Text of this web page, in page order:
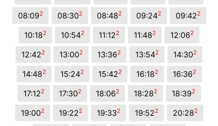
08:092 08:302 08:482 09:242 09:422
10:182 10:542 11:122 11:482 12:062
12:422 13:002 13:362 13:542 14:302
14:482 15:242 15:422 16:182 16:362
17:122 17:302 18:062 18:282 18:392
19:002 19:222 19:332 19:522 20:282